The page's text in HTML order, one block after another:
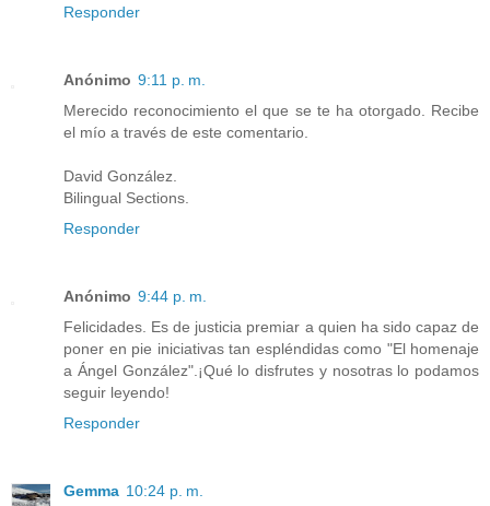
Responder
Anónimo 9:11 p. m.
Merecido reconocimiento el que se te ha otorgado. Recibe
el mío a través de este comentario.
David González.
Bilingual Sections.
Responder
Anónimo 9:44 p. m.
Felicidades. Es de justicia premiar a quien ha sido capaz de
poner en pie iniciativas tan espléndidas como "El homenaje
a Ángel González".¡Qué lo disfrutes y nosotras lo podamos
seguir leyendo!
Responder
Gemma 10:24 p. m.